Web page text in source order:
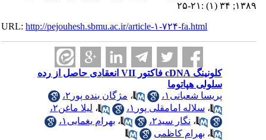
۱۳۸۹; ۳۴ (۱) :۲۱-۲۵
URL:http://pejouhesh.sbmu.ac.ir/article-۱-۷۲۴-fa.html
کلونینگ cDNA فاکتور VII انعقادی حاصل از رده
سلولی هپاتوما
پریسا شعبانی۱،
،مژگان بنده پور۲،
،سلاله امامقلی پور۱، ،لیلا ماغن۲،
،نگار سید۲، ،بهرام یغمایی۱،
،بهرام کاظمی